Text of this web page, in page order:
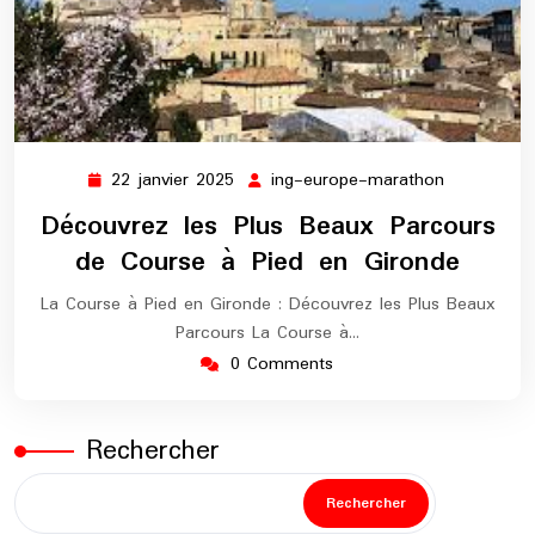
22 janvier 2025 22
janvier
2025
ing-europe-marathon
marathon
Découvrez les Plus Beaux Parcours
de Course à Pied en Gironde
La Course à Pied en Gironde : Découvrez les Plus Beaux
Parcours La Course à…
0 Comments
Rechercher
Rechercher